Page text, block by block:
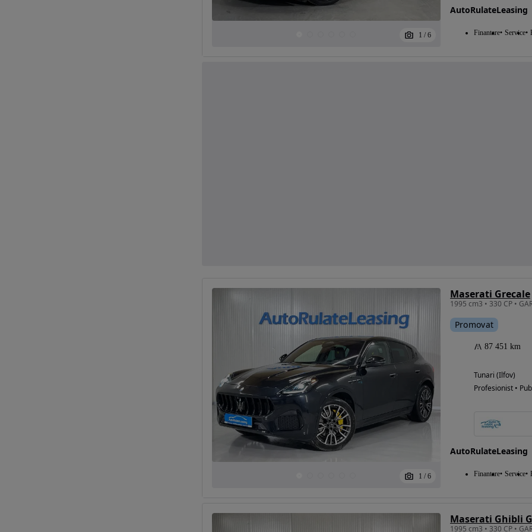
1 / 6
AutoRulateLeasing
Finantare Service
1 / 6
Maserati Grecale
Promovat
87 451 km
Tunari (Ilfov)
Profesionist •
AutoRulateLeasing
Finantare Service
Maserati Ghibli